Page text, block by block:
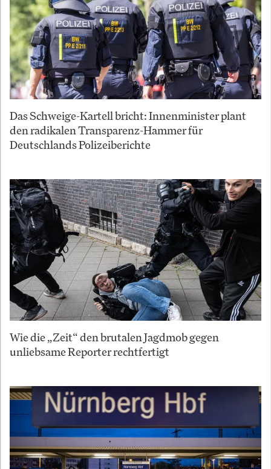
Das Schweige-Kartell bricht: Innenminister plant
den radikalen Transparenz-Hammer für
Deutschlands Polizeiberichte
Wie die „Zeit“ den brutalen Jagdmob gegen
unliebsame Reporter rechtfertigt